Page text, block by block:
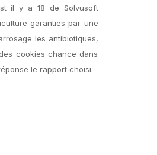
il y a 18 de Solvusoft
garanties par une
les antibiotiques,
cookies chance dans
le rapport choisi.